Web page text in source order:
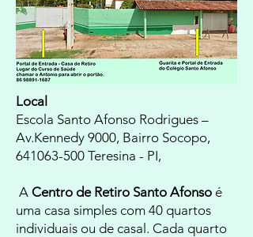
Local
Escola Santo Afonso Rodrigues –
Av.Kennedy 9000, Bairro Socopo,
641063-500 Teresina - PI,
A Centro de Retiro Santo Afonso é
uma casa simples com 40 quartos
individuais ou de casal. Cada quarto